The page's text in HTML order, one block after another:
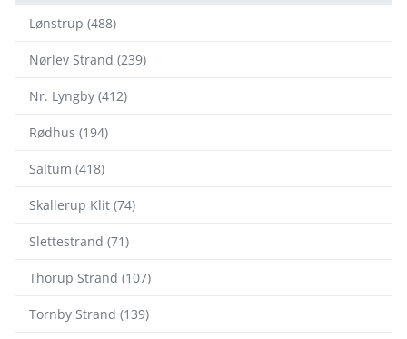
Lønstrup (488)
Nørlev Strand (239)
Nr. Lyngby (412)
Rødhus (194)
Saltum (418)
Skallerup Klit (74)
Slettestrand (71)
Thorup Strand (107)
Tornby Strand (139)